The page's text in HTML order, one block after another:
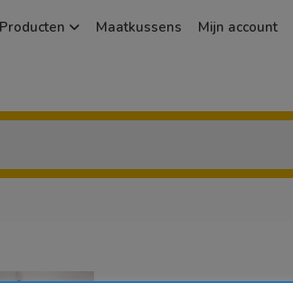
Producten Maatkussens Mijn account